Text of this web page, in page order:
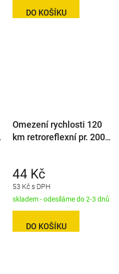
DO KOŠÍKU
Omezení rychlosti 120
km retroreflexní pr. 200
53 Kč s DPH
44 Kč
skladem - odesíláme do 2-3 dnů
DO KOŠÍKU